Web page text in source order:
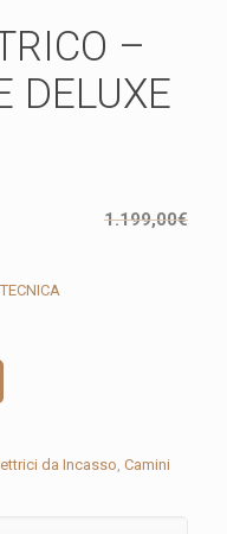
–
DELUXE
1.199,00€
da Incasso Camini